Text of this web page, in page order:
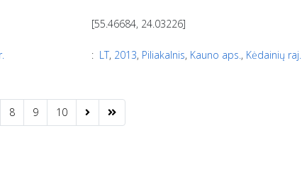
[55.46684, 24.03226]
: LT, 2013, Piliakalnis, Kauno aps., Kėdainių raj.
8 9 10